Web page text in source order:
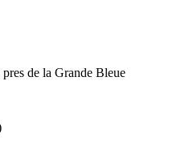
de la Grande Bleue